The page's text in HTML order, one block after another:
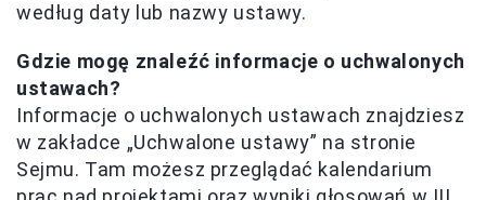
według daty lub nazwy ustawy.
Gdzie mogę znaleźć informacje o uchwalonych
ustawach?
Informacje o uchwalonych ustawach znajdziesz
w zakładce „Uchwalone ustawy” na stronie
Sejmu. Tam możesz przeglądać kalendarium